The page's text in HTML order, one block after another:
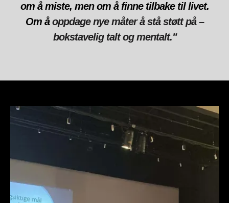
om å miste, men om å finne tilbake til livet.
Om åoppdage nye måter å stå støtt på –
bokstavelig talt og mentalt."